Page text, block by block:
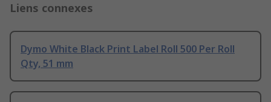
Liens connexes
Dymo White Black Print Label Roll 500 Per Roll
Qty, 51 mm